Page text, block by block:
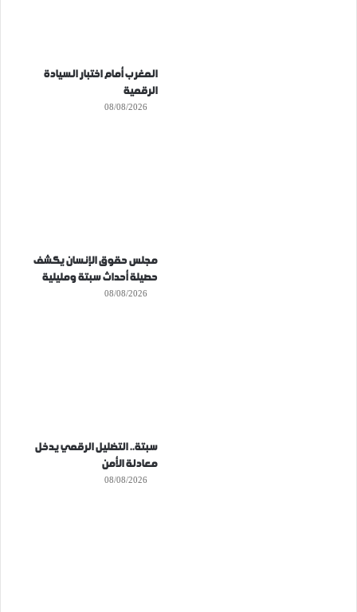
المغرب أمام اختبار السيادة
الرقمية
08/08/2026
مجلس حقوق الإنسان يكشف
حصيلة أحداث سبتة ومليلية
08/08/2026
سبتة.. التضليل الرقمي يدخل
معادلة الأمن
08/08/2026